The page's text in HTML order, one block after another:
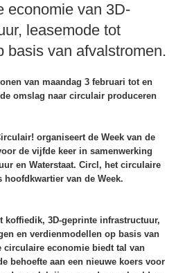
economie van 3D-
leasemode tot
basis van afvalstromen.
van maandag 3 februari tot en
omslag naar circulair produceren
organiseert de Week van de
de vijfde keer in samenwerking
en Waterstaat. Circl, het circulaire
van de Week.
koffiedik, 3D-geprinte infrastructuur,
en verdienmodellen op basis van
circulaire economie biedt tal van
behoefte aan een nieuwe koers voor